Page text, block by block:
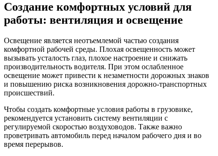
Создание комфортных условий для
работы: вентиляция и освещение
Освещение является неотъемлемой частью создания
комфортной рабочей среды. Плохая освещенность может
вызывать усталость глаз, плохое настроение и снижать
производительность водителя. При этом ослабленное
освещение может привести к незаметности дорожных знаков
и повышению риска возникновения дорожно-транспортных
происшествий.
Чтобы создать комфортные условия работы в грузовике,
рекомендуется установить систему вентиляции с
регулируемой скоростью воздуховодов. Также важно
проветривать автомобиль перед началом рабочего дня и во
время перерывов.